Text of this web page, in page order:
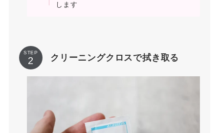
します
STEP
クリーニングクロスで拭き取る